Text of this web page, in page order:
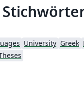
University Greek